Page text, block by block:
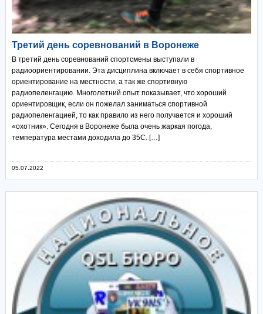
Третий день соревнований в Воронеже
В третий день соревнований спортсмены выступали в
радиоориентировании. Эта дисциплина включает в себя спортивное
ориентирование на местности, а так же спортивную
радиопеленгацию. Многолетний опыт показывает, что хороший
ориентировщик, если он пожелал заниматься спортивной
радиопеленгацией, то как правило из него получается и хороший
«охотник». Сегодня в Воронеже была очень жаркая погода,
температура местами доходила до 35С. […]
05.07.2022